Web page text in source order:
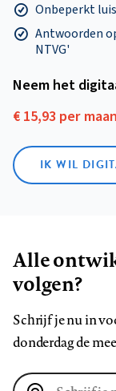
Onbeperkt
Antwoorden
NTVG'
Neem het
€ 15,93 per
IK WIL
Alle
volgen?
Schrijf je nu in
donderdag de